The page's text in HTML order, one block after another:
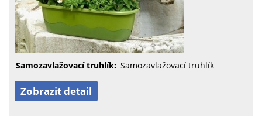
Samozavlažovací truhlík: Samozavlažovací truhlík
Zobrazit detail